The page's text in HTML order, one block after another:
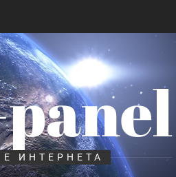
ИНТЕРНЕТА
и способы хранения криптовалют
ресниц и депиляции